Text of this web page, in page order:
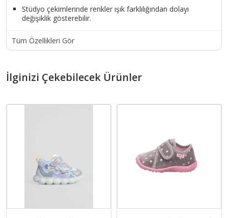
Stüdyo çekimlerinde renkler ışık farklılığından dolayı
değişiklik gösterebilir.
Tüm Özellikleri Gör
İlginizi Çekebilecek Ürünler